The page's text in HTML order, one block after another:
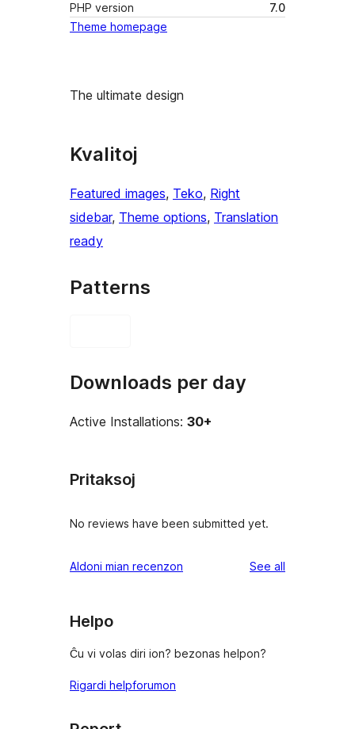
PHP version
7.0
Theme homepage
The ultimate design
Kvalitoj
Featured images, Teko, Right
sidebar, Theme options, Translation
ready
Patterns
Downloads per day
Active Installations: 30+
Pritaksoj
No reviews have been submitted yet.
Aldoni mian recenzon See all
Helpo
Ĉu vi volas diri ion? bezonas helpon?
Rigardi helpforumon